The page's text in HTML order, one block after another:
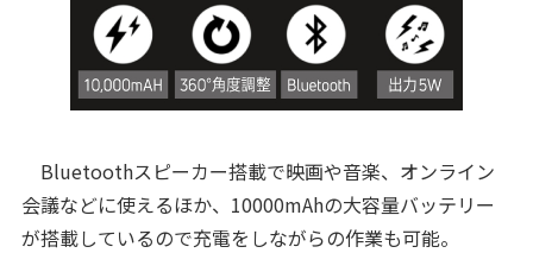
Bluetoothスピーカー搭載で映画や音楽、オンライン
会議などに使えるほか、10000mAhの大容量バッテリー
が搭載しているので充電をしながらの作業も可能。